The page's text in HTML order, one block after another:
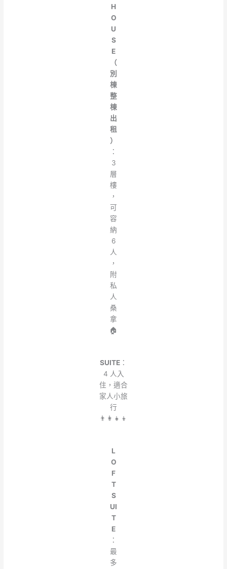
H
O
U
S
E
（
別
棟
整
棟
出
租
）
：
3
層
樓
，
可
容
納
6
人
，
附
私
人
桑
拿
🏠
SUITE ：
4 人入
住，適合
家人小旅
行
👨‍👩‍👧‍👦
L
O
F
T
S
UI
T
E
：
最
多